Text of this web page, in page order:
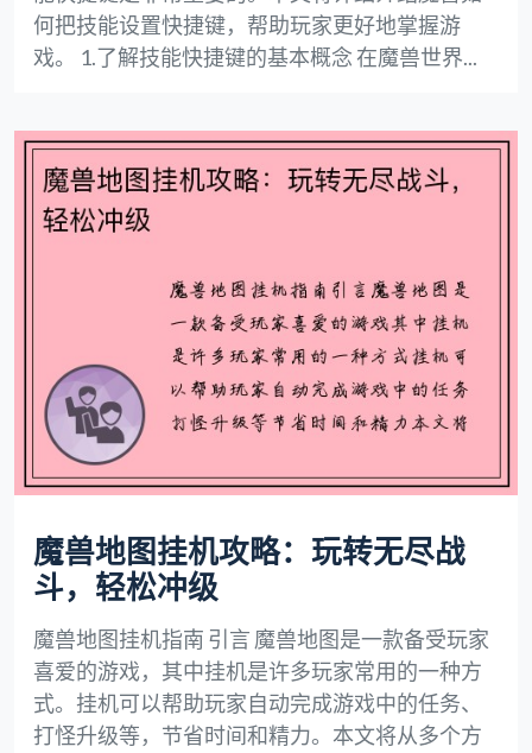
何把技能设置快捷键，帮助玩家更好地掌握游
戏。 1.了解技能快捷键的基本概念 在魔兽世界...
魔兽地图挂机攻略：玩转无尽战
斗，轻松冲级
魔兽地图挂机指南 引言 魔兽地图是一款备受玩家
喜爱的游戏，其中挂机是许多玩家常用的一种方
式。挂机可以帮助玩家自动完成游戏中的任务、
打怪升级等，节省时间和精力。本文将从多个方